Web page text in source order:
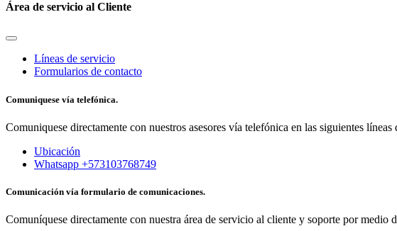
Área de servicio al Cliente
Líneas de servicio
Formularios de contacto
Comuniquese vía telefónica.
Comuniquese directamente con nuestros asesores vía telefónica en las siguientes
Ubicación
Whatsapp +573103768749
Comunicación vía formulario de comunicaciones.
Comuníquese directamente con nuestra área de servicio al cliente y soporte por medio